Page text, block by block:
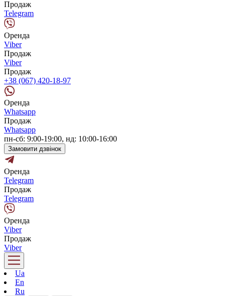
Продаж
Telegram
Оренда
Viber
Продаж
Viber
Продаж
+38 (067) 420-18-97
Оренда
Whatsapp
Продаж
Whatsapp
пн-сб: 9:00-19:00, нд: 10:00-16:00
Замовити дзвінок
Оренда
Telegram
Продаж
Telegram
Оренда
Viber
Продаж
Viber
Ua
En
Ru